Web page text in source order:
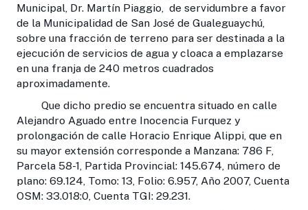
Municipal, Dr. Martín Piaggio, de servidumbre a favor
de la Municipalidad de San José de Gualeguaychú,
sobre una fracción de terreno para ser destinada a la
ejecución de servicios de agua y cloaca a emplazarse
en una franja de 240 metros cuadrados
aproximadamente.
Que dicho predio se encuentra situado en calle
Alejandro Aguado entre Inocencia Furquez y
prolongación de calle Horacio Enrique Alippi, que en
su mayor extensión corresponde a Manzana: 786 F,
Parcela 58-1, Partida Provincial: 145.674, número de
plano: 69.124, Tomo: 13, Folio: 6.957, Año 2007, Cuenta
OSM: 33.018:0, Cuenta TGI: 29.231.